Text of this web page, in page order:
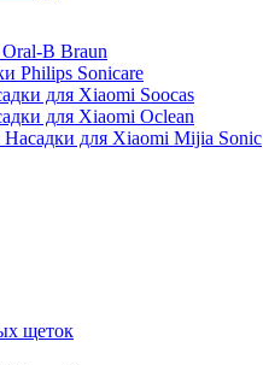
B Braun
Philips Sonicare
для Xiaomi Soocas
для Xiaomi Oclean
Насадки для Xiaomi Mijia Sonic
щеток